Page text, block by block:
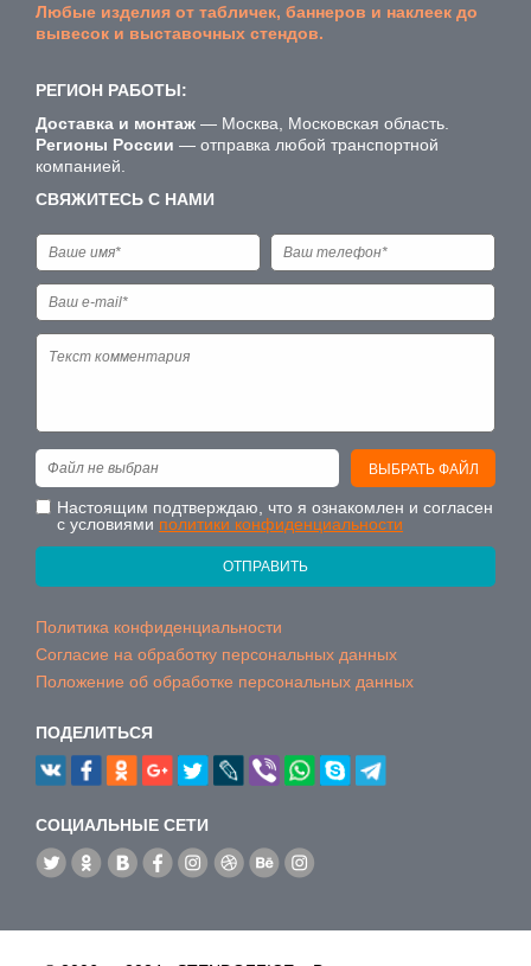
Любые изделия от табличек, баннеров и наклеек до
вывесок и выставочных стендов.
РЕГИОН РАБОТЫ:
Доставка и монтаж — Москва, Московская область.
Регионы России — отправка любой транспортной
компанией.
СВЯЖИТЕСЬ С НАМИ
ВЫБРАТЬ ФАЙЛ
Файл не выбран
Настоящим подтверждаю, что я ознакомлен и согласен
с условиями политики конфиденциальности
ОТПРАВИТЬ
Политика конфиденциальности
Согласие на обработку персональных данных
Положение об обработке персональных данных
ПОДЕЛИТЬСЯ
CОЦИАЛЬНЫЕ СЕТИ